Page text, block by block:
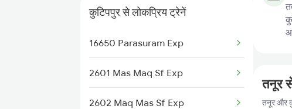
6307 Allp Can Spl
6308 Can Allp Spl
कुटिपपुर से लोकप्रिय ट्रेनें
16650 Parasuram Exp
2601 Mas Maq Sf Exp
2602 Maq Mas Sf Exp
तनूर
तनूर और